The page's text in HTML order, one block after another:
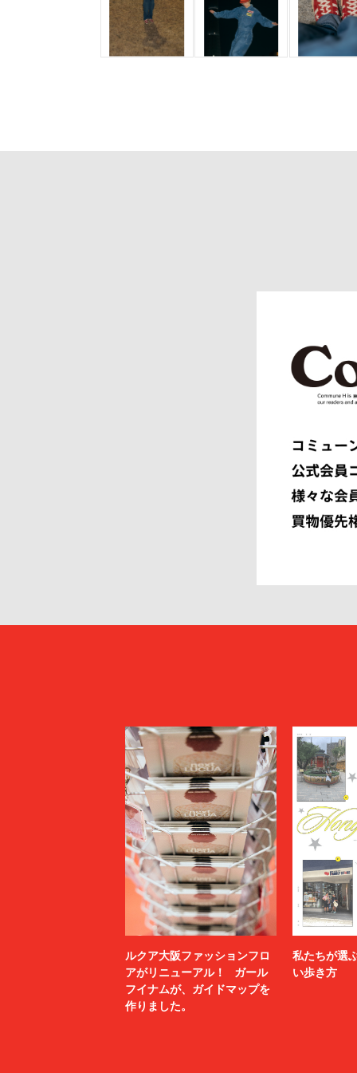
ルクア大阪ファッションフロ
アがリニューアル！ ガール
フイナムが、ガイドマップを
作りました。
私たちが選
い歩き方